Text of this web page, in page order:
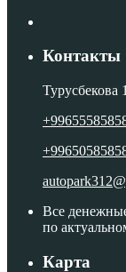
Контакты
Турусбекова
Все
по
Карта